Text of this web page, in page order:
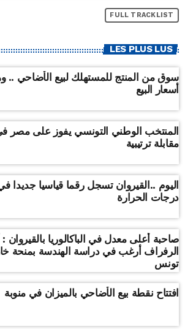
FULL TRACKLIST
LES PLUS LUS
سوق من المنتج للمستهلك لبيع الأضاحي ..
أسعار البيع
المنتخب الوطني التونسي يفوز على مصر
مقابلة ترتيبية
اليوم ..القيروان تسجل رقما قياسيا جديدا
درجات الحرارة
صاحبة أعلى معدل في الباكالوريا بالقيروان
الرفراف أرغب في دراسة الهندسة بمنحة
تونس
افتتاح نقطة بيع الأضاحي بالميزان في منوبة